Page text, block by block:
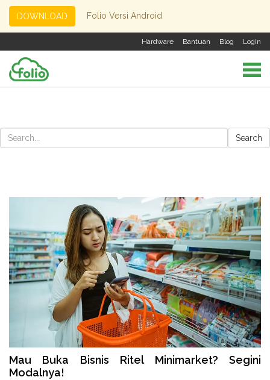
DOWNLOAD Folio Versi Android
Login
Blog
Bantuan
Hardware
Search
Mau Buka Bisnis Ritel Minimarket? Segini
Modalnya!